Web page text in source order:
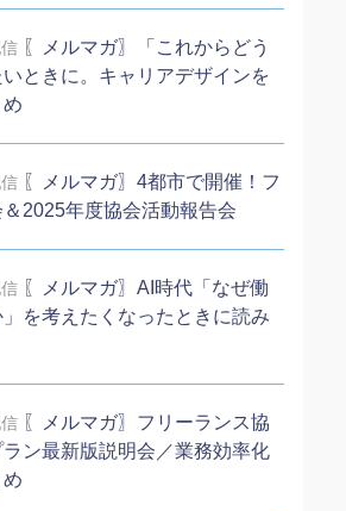
〖メルマガ〗「これからどう
ときに。キャリアデザインを
〖メルマガ〗4都市で開催！フ
2025年度協会活動報告会
〖メルマガ〗AI時代「なぜ働
を考えたくなったときに読み
〖メルマガ〗フリーランス協
ン最新版説明会／業務効率化